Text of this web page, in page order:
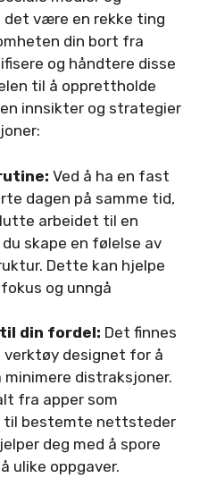
det være en rekke ting
din bort fra
og håndtere disse
til å opprettholde
innsikter og strategier
Ved å ha en fast
dagen på samme tid,
arbeidet til en
skape en følelse av
Dette kan hjelpe
og unngå
din fordel: Det finnes
verktøy designet for å
minimere distraksjoner.
fra apper som
til bestemte nettsteder
deg med å spore
ulike oppgaver.